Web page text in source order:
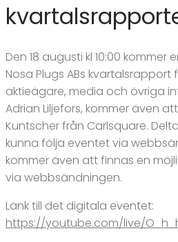
Den 18 augusti kl 10:00
Nosa Plugs ABs kvartalsrapport
aktieägare, media och övriga
Adrian Liljefors, kommer även
Kuntscher från Carlsquare.
kunna följa eventet via
kommer även att finnas en
via webbsändningen.
Länk till det digitala eventet:
https://youtube.com/live/